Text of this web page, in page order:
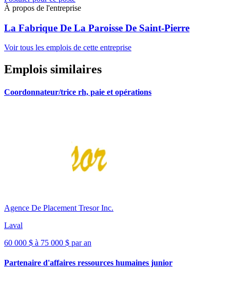
À propos de l'entreprise
La Fabrique De La Paroisse De Saint-Pierre
Voir tous les emplois de cette entreprise
Emplois similaires
Coordonnateur/trice rh, paie et opérations
Agence De Placement Tresor Inc.
Laval
60 000 $ à 75 000 $ par an
Partenaire d'affaires ressources humaines junior